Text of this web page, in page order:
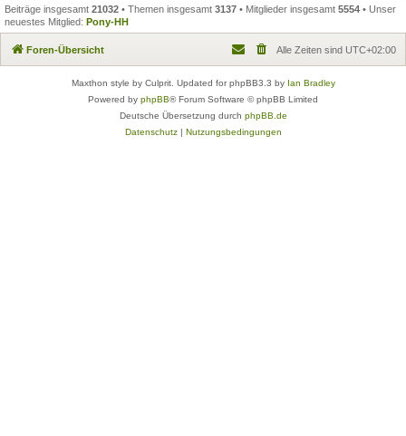
Beiträge insgesamt 21032 • Themen insgesamt 3137 • Mitglieder insgesamt 5554 • Unser
neuestes Mitglied: Pony-HH
Foren-Übersicht Alle Zeiten sind UTC+02:00
Maxthon style by Culprit. Updated for phpBB3.3 by Ian Bradley
Powered by phpBB® Forum Software © phpBB Limited
Deutsche Übersetzung durch phpBB.de
Datenschutz| Nutzungsbedingungen